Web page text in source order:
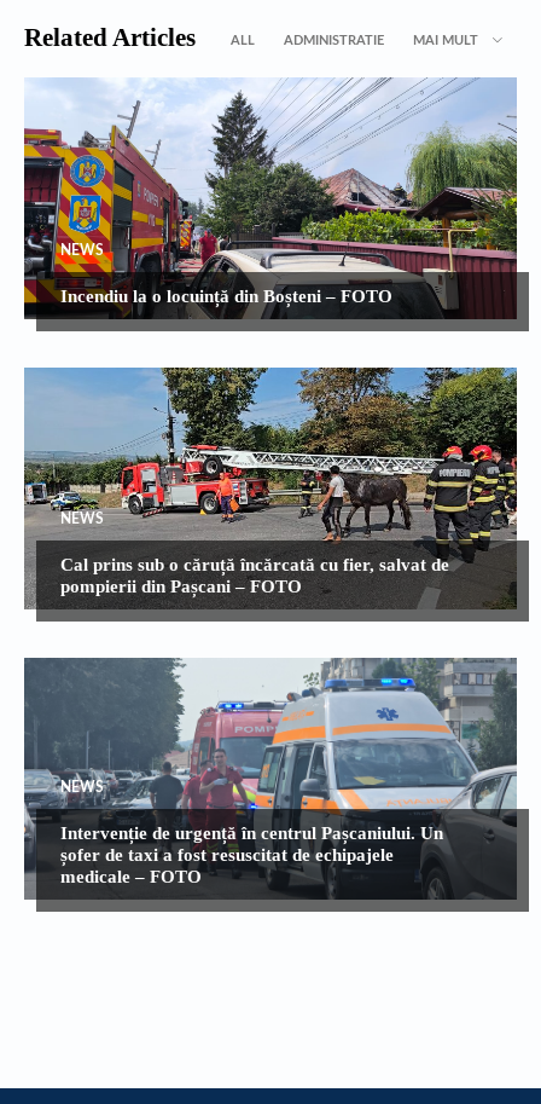
Related Articles ALL ADMINISTRATIE MAI MULT
NEWS
Incendiu la o locuință din Boșteni – FOTO
NEWS
Cal prins sub o căruță încărcată cu fier, salvat de
pompierii din Pașcani – FOTO
NEWS
Intervenție de urgență în centrul Pașcaniului. Un
șofer de taxi a fost resuscitat de echipajele
medicale – FOTO